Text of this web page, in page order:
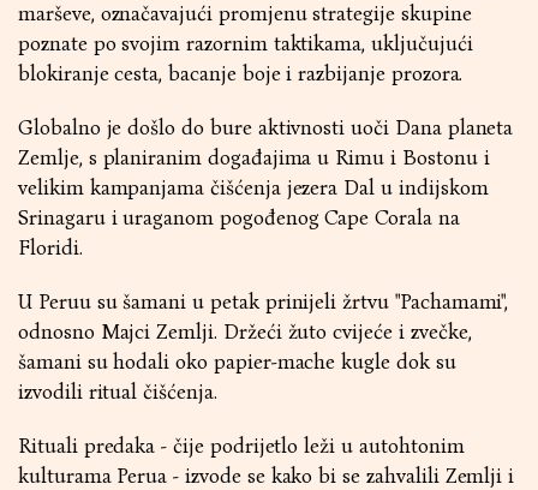
marševe, označavajući promjenu strategije skupine
poznate po svojim razornim taktikama, uključujući
blokiranje cesta, bacanje boje i razbijanje prozora.
Globalno je došlo do bure aktivnosti uoči Dana planeta
Zemlje, s planiranim događajima u Rimu i Bostonu i
velikim kampanjama čišćenja jezera Dal u indijskom
Srinagaru i uraganom pogođenog Cape Corala na
Floridi.
U Peruu su šamani u petak prinijeli žrtvu "Pachamami",
odnosno Majci Zemlji. Držeći žuto cvijeće i zvečke,
šamani su hodali oko papier-mache kugle dok su
izvodili ritual čišćenja.
Rituali predaka - čije podrijetlo leži u autohtonim
kulturama Perua - izvode se kako bi se zahvalili Zemlji i